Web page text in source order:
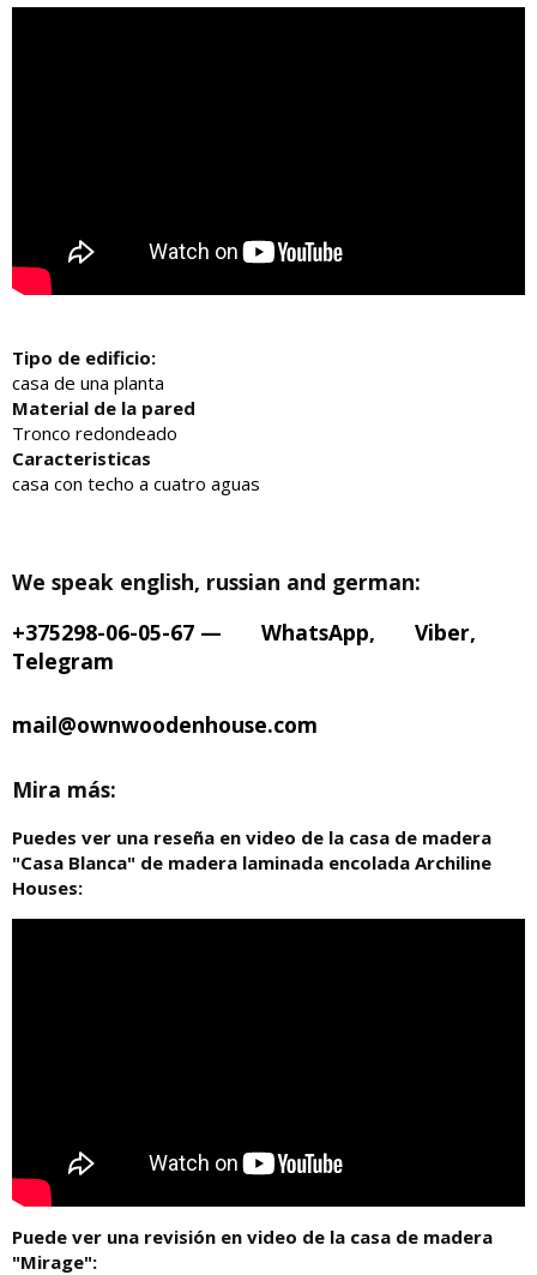
Tipo de edificio:
casa de una planta
Material de la pared
Tronco redondeado
Caracteristicas
casa con techo a cuatro aguas
We speak english, russian and german:
+375298-06-05-67 — WhatsApp, Viber,
Telegram
mail@ownwoodenhouse.com
Mira más:
Puedes ver una reseña en video de la casa de madera
"Casa Blanca" de madera laminada encolada Archiline
Houses:
Puede ver una revisión en video de la casa de madera
"Mirage":